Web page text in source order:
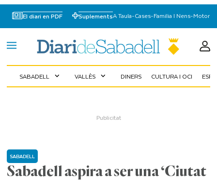
El diari en PDF SuplementsA Taula-Cases-Familia I Nens-Motor
SABADELL expand_more VALLÈS expand_more DINERS CULTURA I OCI
Sabadell aspira a ser una ‘Ciutat
SABADELL